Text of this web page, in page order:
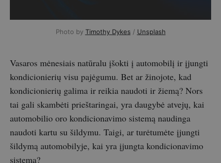
Photo by Timothy Dykes / Unsplash
Vasaros mėnesiais natūralu įšokti į automobilį ir įjungti
kondicionierių visu pajėgumu. Bet ar žinojote, kad
kondicionierių galima ir reikia naudoti ir žiemą? Nors
tai gali skambėti prieštaringai, yra daugybė atvejų, kai
automobilio oro kondicionavimo sistemą naudinga
naudoti kartu su šildymu. Taigi, ar turėtumėte įjungti
šildymą automobilyje, kai yra įjungta kondicionavimo
sistema?